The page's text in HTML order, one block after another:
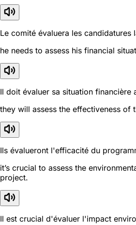
Le comité évaluera les candidatures
he needs to assess his financial
Il doit évaluer sa situation financière
they will assess the effectiveness of
Ils évalueront l'efficacité du
it’s crucial to assess the
project.
Il est crucial d'évaluer l'impact